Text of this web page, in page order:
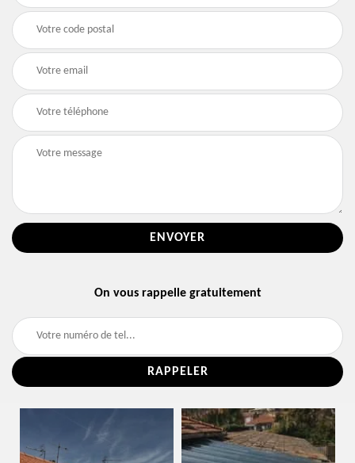
On vous rappelle gratuitement